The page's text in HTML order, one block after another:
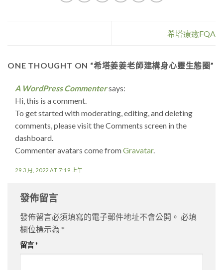
希塔療癒FQA
ONE THOUGHT ON “希塔姜姜老師建構身心靈生態圈”
A WordPress Commentersays:
Hi, this is a comment.
To get started with moderating, editing, and deleting
comments, please visit the Comments screen in the
dashboard.
Commenter avatars come fromGravatar.
29 3 月, 2022 AT 7:19 上午
發佈留言
發佈留言必須填寫的電子郵件地址不會公開。 必填
欄位標示為 *
留言*